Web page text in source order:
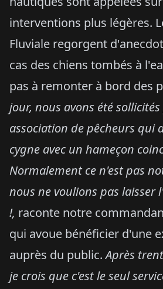
interventions plus légères.
Fluviale regorgent
cas des chiens tombés à
pas à remonter à bord des
jour, nous avons été
association de pêcheurs qui
cygne avec un hameçon
Normalement ce n'est pas
nous ne voulions pas laisser
!, raconte notre
qui avoue bénéficier d'une
auprès du public.Après
je crois que c'est le seul